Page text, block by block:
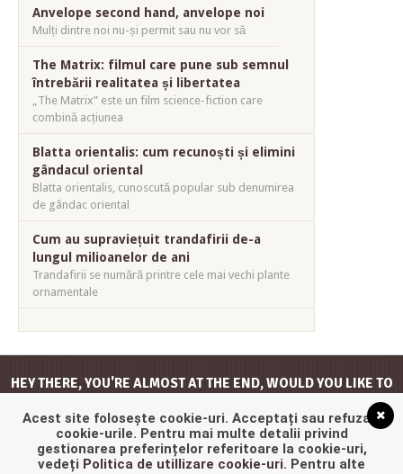
Anvelope second hand, anvelope noi
Mulți dintre noi nu-și permit sau nu vor să
The Matrix: filmul care pune sub semnul
întrebării realitatea și libertatea
„The Matrix” este un film science-fiction care
combină acțiunea
Blatta orientalis: cum recunoști și elimini
gândacul oriental
Blatta orientalis, cunoscută popular sub denumirea
de gândac oriental
Cum au supraviețuit trandafirii de-a
lungul milioanelor de ani
Trandafirii se numără printre cele mai vechi plante
ornamentale
HEY THERE, YOU'RE ALMOST AT THE END, WOULD YOU LIKE TO
Acest site folosește cookie-uri. Acceptați sau refuzați
cookie-urile. Pentru mai multe detalii privind
gestionarea preferințelor referitoare la cookie-uri,
vedeți Politica de utillizare cookie-uri. Pentru alte